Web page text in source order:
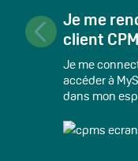
Je me
client
Je me
accéder à
dans mon